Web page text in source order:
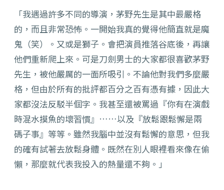
「我遇過許多不同的導演，茅野先生是其中最嚴格
的，而且非常恐怖。一開始我真的覺得他簡直就是魔
鬼（笑）。又或是獅子。會把演員推落谷底後，再讓
他們重新爬上來。可是刀劍男士的大家都很喜歡茅野
先生，被他嚴厲的一面所吸引。不論他對我們多麼嚴
格，但由於所有的批評都百分之百有憑有據，因此大
家都沒法反駁半個字。我甚至還被罵過『你有在演戲
時混水摸魚的壞習慣』……以及『放鬆跟鬆懈是兩
碼子事』等等。雖然我腦中並沒有鬆懈的意思，但我
的確有試著去放鬆身體。既然在別人眼裡看來像在偷
懶，那麼就代表我投入的熱量還不夠。」